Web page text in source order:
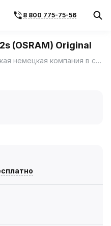
8 800 775-75-56
(OSRAM) Original
OSRAM - высокотехнологическая немецкая компания в сфере освещения.